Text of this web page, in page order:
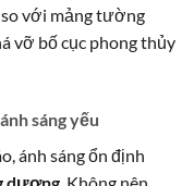
với mảng tường
vỡ bố cục phong thủy
sáng yếu
ánh sáng ổn định